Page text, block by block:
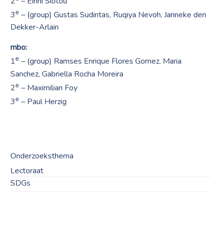
3e – (group) Gustas Sudintas, Ruqiya Nevoh, Janneke den
Dekker-Arlain
mbo:
1e – (group) Ramses Enrique Flores Gomez, Maria
Sanchez, Gabriella Rocha Moreira
2e – Maximilian Foy
3e – Paul Herzig
Onderzoeksthema
Lectoraat
SDGs